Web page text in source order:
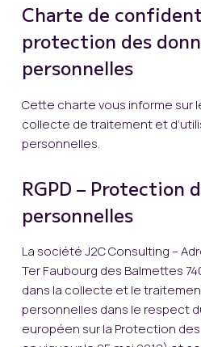
Charte de
protection des
personnelles
Cette charte vous informe sur
collecte de traitement et
personnelles.
RGPD – Protection
personnelles
La société J2C Consulting –
Ter Faubourg des Balmettes
dans la collecte et le
personnelles dans le respect
européen sur la Protection